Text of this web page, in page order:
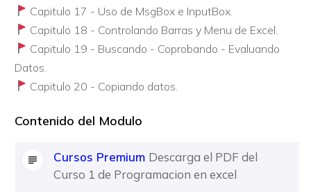
Capitulo 17 - Uso de MsgBox e InputBox.
Capitulo 18 - Controlando Barras y Menu de Excel.
Capitulo 19 - Buscando - Coprobando - Evaluando
Datos.
Capitulo 20 - Copiando datos.
Contenido del Modulo
Cursos Premium Descarga el PDF del
Curso 1 de Programacion en excel